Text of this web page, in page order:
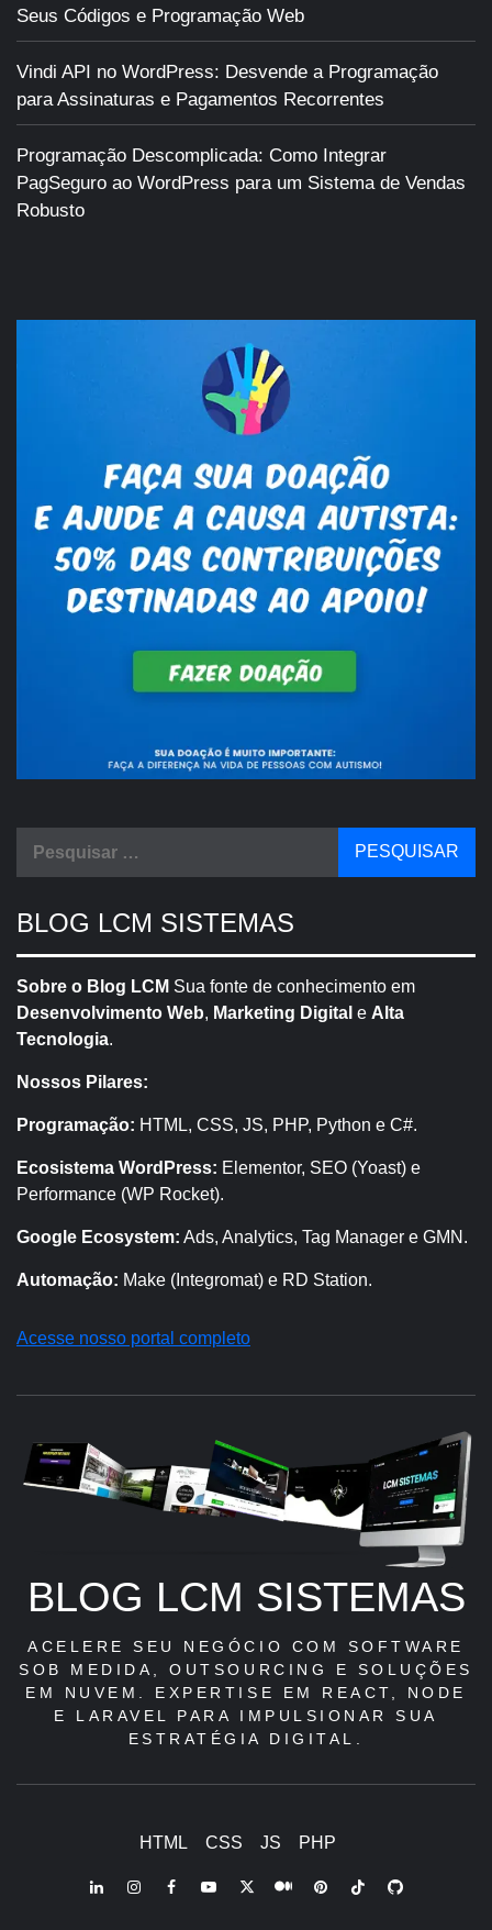
Seus Códigos e Programação Web
Vindi API no WordPress: Desvende a Programação
para Assinaturas e Pagamentos Recorrentes
Programação Descomplicada: Como Integrar
PagSeguro ao WordPress para um Sistema de Vendas
Robusto
BLOG LCM SISTEMAS
Sobre o Blog LCM Sua fonte de conhecimento em
Desenvolvimento Web, Marketing Digital e Alta
Tecnologia.
Nossos Pilares:
Programação: HTML, CSS, JS, PHP, Python e C#.
Ecosistema WordPress: Elementor, SEO (Yoast) e
Performance (WP Rocket).
Google Ecosystem: Ads, Analytics, Tag Manager e GMN.
Automação: Make (Integromat) e RD Station.
Acesse nosso portal completo
BLOG LCM SISTEMAS
ACELERE SEU NEGÓCIO COM SOFTWARE
SOB MEDIDA, OUTSOURCING E SOLUÇÕES
EM NUVEM. EXPERTISE EM REACT, NODE
E LARAVEL PARA IMPULSIONAR SUA
ESTRATÉGIA DIGITAL.
HTML CSS JS PHP
LinkedInInstagramFacebookYoutube
X PinterestTiktokGithub